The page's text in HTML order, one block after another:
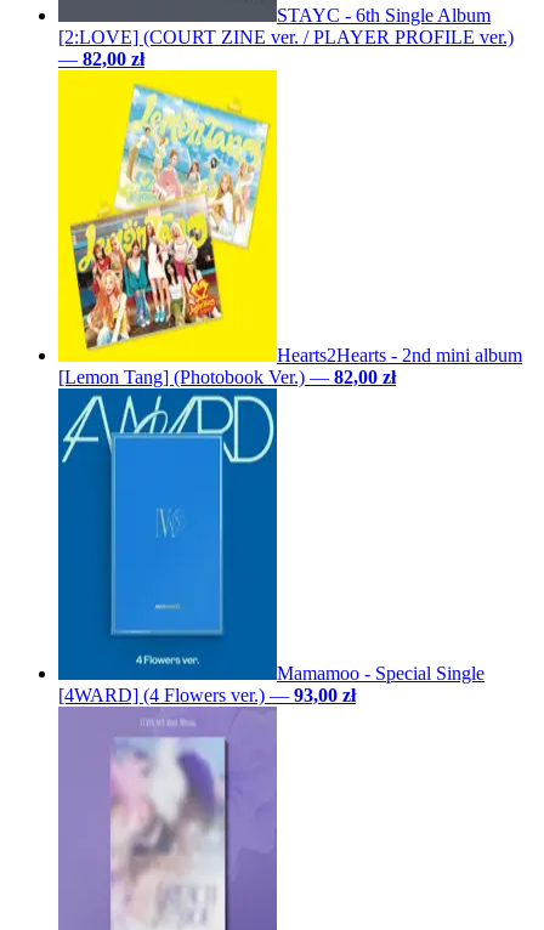
STAYC - 6th Single Album
[2:LOVE] (COURT ZINE ver. / PLAYER PROFILE ver.)
— 82,00 zł
Hearts2Hearts - 2nd mini album
[Lemon Tang] (Photobook Ver.) — 82,00 zł
Mamamoo - Special Single
[4WARD] (4 Flowers ver.) — 93,00 zł